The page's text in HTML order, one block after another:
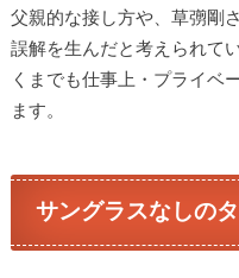
父親的な接し方や、草彅剛
誤解を生んだと考えられて
くまでも仕事上・プライベ
ます。
サングラスなしの